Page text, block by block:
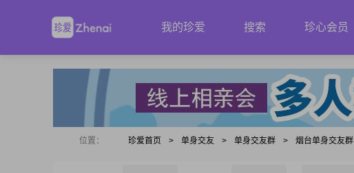
我的珍爱 搜索 珍心会员
位置： 珍爱首页 > 单身交友 > 单身交友群 > 烟台单身交友群